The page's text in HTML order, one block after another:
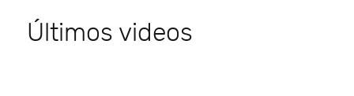
Últimos videos